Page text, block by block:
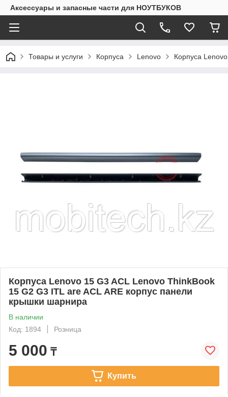
Аксессуары и запасные части для НОУТБУКОВ
Товары и услуги Корпуса Lenovo Корпуса
Корпуса Lenovo 15 G3 ACL Lenovo ThinkBook
15 G2 G3 ITL are ACL ARE корпус панели
крышки шарнира
В наличии
Код: 1894
Розница
5 000 ₸
Купить